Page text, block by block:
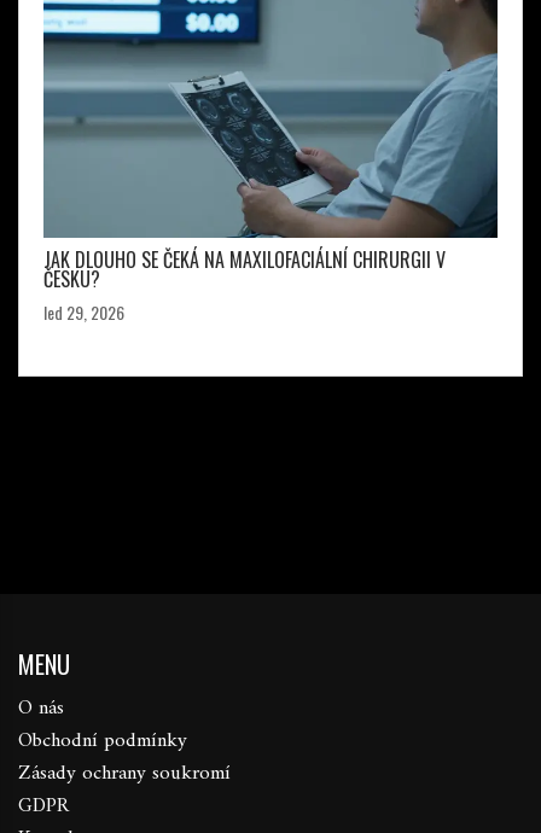
JAK DLOUHO SE ČEKÁ NA MAXILOFACIÁLNÍ CHIRURGII V
ČESKU?
led 29, 2026
MENU
O nás
Obchodní podmínky
Zásady ochrany soukromí
GDPR